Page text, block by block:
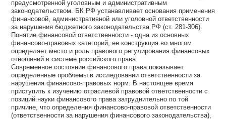
предусмотренной уголовным и административным
законодательством. БК РФ устанавливает основания применения
финансовой, административной или уголовной ответственности
за нарушения бюджетного законодательства РФ (ст. 281-306).
Понятие финансовой ответственности - одна из основных
финансово-правовых категорий, ее конструкция во многом
определяет место и роль правового регулирования финансовых
отношений в системе российского права.
Современное состояние финансового права показывает
определенные проблемы в исследовании ответственности за
нарушения финансово-правовых норм. В настоящее время
приступить к изучению отраслевой правовой ответственности с
позиций науки финансового права затруднительно по той
причине, что определения финансово-правовой ответственности
(ответственности за нарушения финансового законодательства),